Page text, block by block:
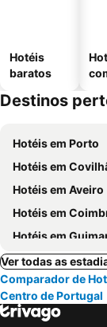
Hotéis
baratos
Destinos
Hotéis em Porto
Hotéis em
Hotéis em Aveiro
Hotéis em
Hotéis em
Ver todas as
Comparador de
Centro de Portugal